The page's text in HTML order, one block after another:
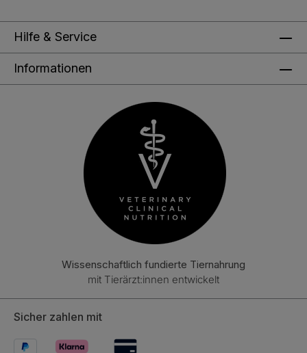
Hilfe & Service
Informationen
Wissenschaftlich fundierte Tiernahrung
mit Tierärzt:innen entwickelt
Sicher zahlen mit